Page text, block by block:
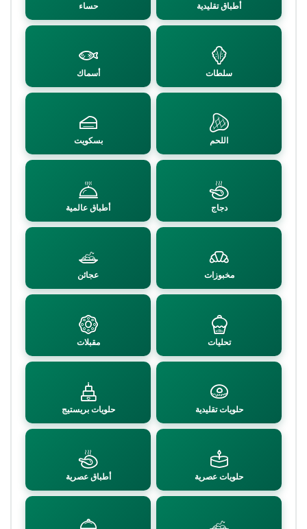
أطباق تقليدية حساء
سلطات أسماك
اللحم بسكويت
دجاج أطباق عالمية
مخبوزات عجائن
تحليات مقبلات
حلويات تقليدية حلويات بريستيج
حلويات عصرية أطباق عصرية